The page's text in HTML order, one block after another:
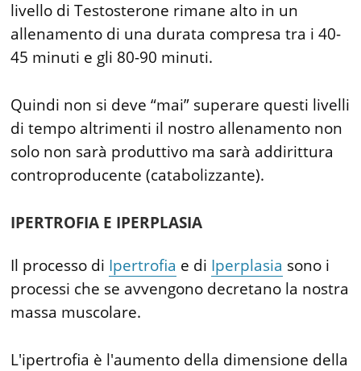
livello di Testosterone rimane alto in un
allenamento di una durata compresa tra i 40-
45 minuti e gli 80-90 minuti.
Quindi non si deve “mai” superare questi livelli
di tempo altrimenti il nostro allenamento non
solo non sarà produttivo ma sarà addirittura
controproducente (catabolizzante).
IPERTROFIA E IPERPLASIA
Il processo di Ipertrofia e di Iperplasia sono i
processi che se avvengono decretano la nostra
massa muscolare.
L'ipertrofia è l'aumento della dimensione della